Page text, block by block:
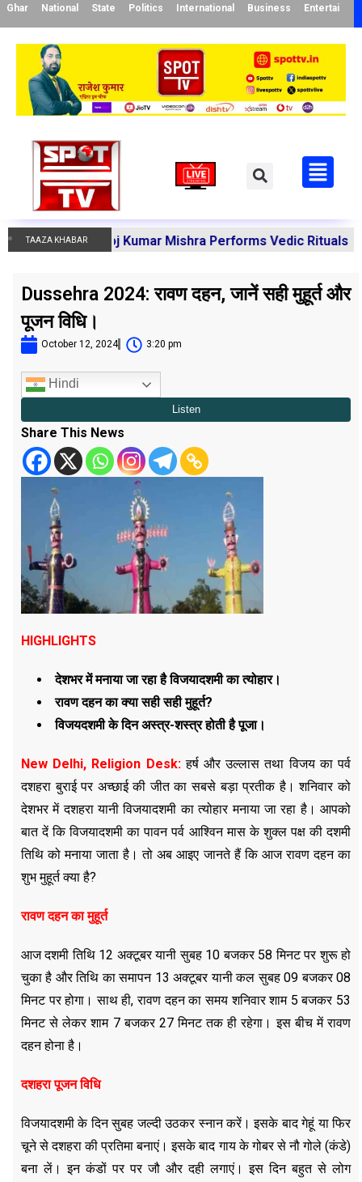
Ghar National State Politics International Business
TAAZA KHABAR
Manoj Kumar Mishra Performs Vedic Rituals for the
Dussehra 2024: रावण दहन, जानें सही मुहूर्त और
पूजन विधि।
October 12, 2024 3:20 pm
Hindi
Share This News
HIGHLIGHTS
देशभर में मनाया जा रहा है विजयादशमी का त्योहार।
रावण दहन का क्या सही सही मुहूर्त?
विजयदशमी के दिन अस्त्र-शस्त्र होती है पूजा।
New Delhi, Religion Desk:हर्ष और उल्लास तथा विजय का पर्व
दशहरा बुराई पर अच्छाई की जीत का सबसे बड़ा प्रतीक है। शनिवार को
देशभर में दशहरा यानी विजयादशमी का त्योहार मनाया जा रहा है। आपको
बात दें कि विजयादशमी का पावन पर्व आश्विन मास के शुक्ल पक्ष की दशमी
तिथि को मनाया जाता है। तो अब आइए जानते हैं कि आज रावण दहन का
शुभ मुहूर्त क्या है?
रावण दहन का मुहूर्त
आज दशमी तिथि 12 अक्टूबर यानी सुबह 10 बजकर 58 मिनट पर शुरू हो
चुका है और तिथि का समापन 13 अक्टूबर यानी कल सुबह 09 बजकर 08
मिनट पर होगा। साथ ही, रावण दहन का समय शनिवार शाम 5 बजकर 53
मिनट से लेकर शाम 7 बजकर 27 मिनट तक ही रहेगा। इस बीच में रावण
दहन होना है।
दशहरा पूजन विधि
विजयादशमी के दिन सुबह जल्दी उठकर स्नान करें। इसके बाद गेहूं या फिर
चूने से दशहरा की प्रतिमा बनाएं। इसके बाद गाय के गोबर से नौ गोले (कंडे)
बना लें। इन कंडों पर पर जौ और दही लगाएं। इस दिन बहुत से लोग